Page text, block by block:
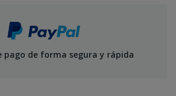
pago de forma segura y rápida